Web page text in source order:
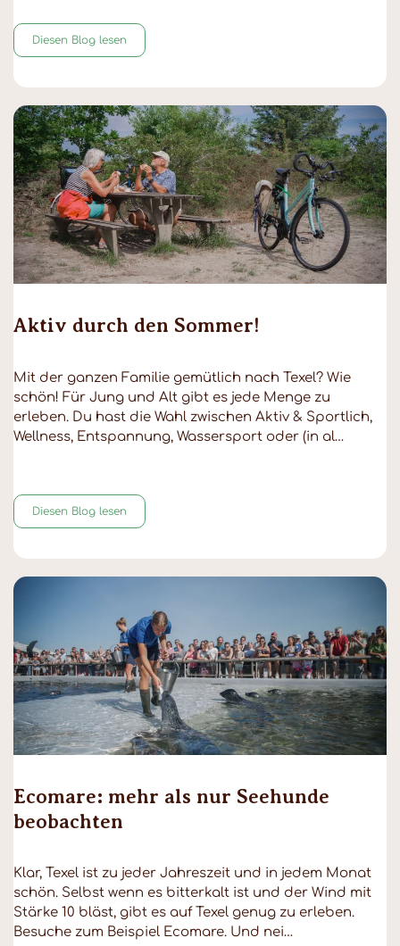
Diesen Blog lesen
Aktiv durch den Sommer!
Mit der ganzen Familie gemütlich nach Texel? Wie
schön! Für Jung und Alt gibt es jede Menge zu
erleben. Du hast die Wahl zwischen Aktiv & Sportlich,
Wellness, Entspannung, Wassersport oder (in al…
Diesen Blog lesen
Ecomare: mehr als nur Seehunde
beobachten
Klar, Texel ist zu jeder Jahreszeit und in jedem Monat
schön. Selbst wenn es bitterkalt ist und der Wind mit
Stärke 10 bläst, gibt es auf Texel genug zu erleben.
Besuche zum Beispiel Ecomare. Und nei…